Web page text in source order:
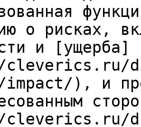
о рисках,
и [ущерба]
), и